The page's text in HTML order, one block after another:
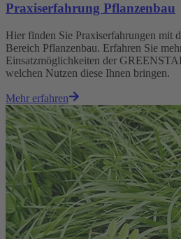
Praxiserfahrung Pflanzenbau
Hier finden Sie Praxiserfahrungen mit
Bereich Pflanzenbau. Erfahren Sie
Einsatzmöglichkeiten der
welchen Nutzen diese Ihnen bringen.
Mehr erfahren